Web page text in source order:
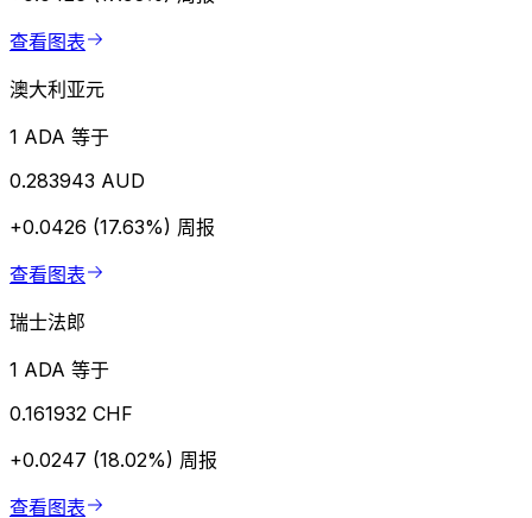
查看图表
澳大利亚元
1 ADA 等于
0.283943 AUD
+0.0426 (17.63%) 周报
查看图表
瑞士法郎
1 ADA 等于
0.161932 CHF
+0.0247 (18.02%) 周报
查看图表